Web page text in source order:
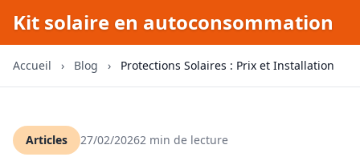
Kit solaire en autoconsommation
Accueil › Blog › Protections Solaires : Prix et Installation
Articles 27/02/20262 min de lecture